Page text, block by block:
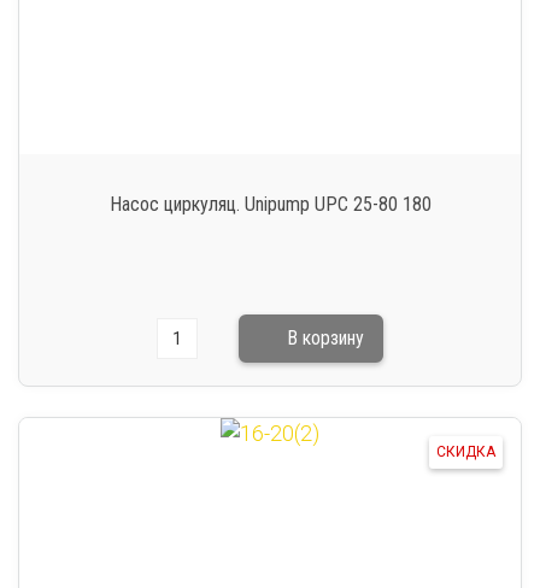
Насос циркуляц. Unipump UPC 25-80 180
СКИДКА